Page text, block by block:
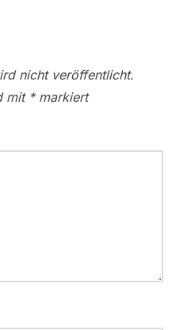
nicht veröffentlicht.
mit *markiert